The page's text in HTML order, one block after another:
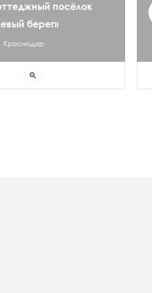
посёлок
берег»
Краснодар
zoom_in